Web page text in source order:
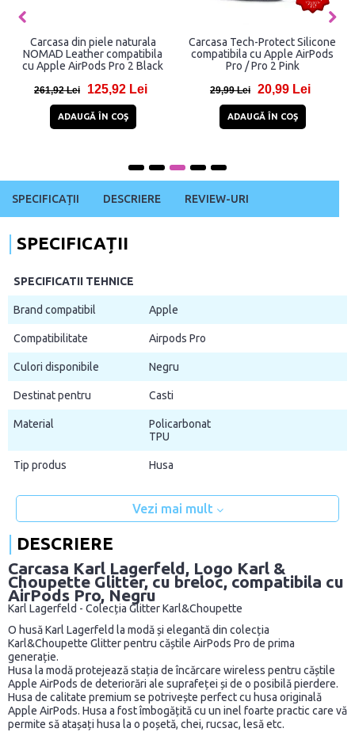
Carcasa din piele naturala
NOMAD Leather compatibila
cu Apple AirPods Pro 2 Black
261,92 Lei 125,92 Lei
ADAUGĂ ÎN COŞ
Carcasa Tech-Protect Silicone
compatibila cu Apple AirPods
Pro / Pro 2 Pink
29,99 Lei 20,99 Lei
ADAUGĂ ÎN COŞ
SPECIFICAȚII DESCRIERE REVIEW-URI
SPECIFICAȚII
SPECIFICATII TEHNICE
Brand compatibil Apple
Compatibilitate Airpods Pro
Culori disponibile Negru
Destinat pentru Casti
Material
Policarbonat
TPU
Tip produs Husa
Vezi mai mult
DESCRIERE
Carcasa Karl Lagerfeld, Logo Karl &
Choupette Glitter, cu breloc, compatibila cu
AirPods Pro, Negru
Karl Lagerfeld - Colecția Glitter Karl&Choupette
O husă Karl Lagerfeld la modă și elegantă din colecția
Karl&Choupette Glitter pentru căștile AirPods Pro de prima
generație.
Husa la modă protejează stația de încărcare wireless pentru căștile
Apple AirPods de deteriorări ale suprafeței și de o posibilă pierdere.
Husa de calitate premium se potrivește perfect cu husa originală
Apple AirPods. Husa a fost îmbogățită cu un inel foarte practic care vă
permite să atașați husa la o poșetă, chei, rucsac, lesă etc.